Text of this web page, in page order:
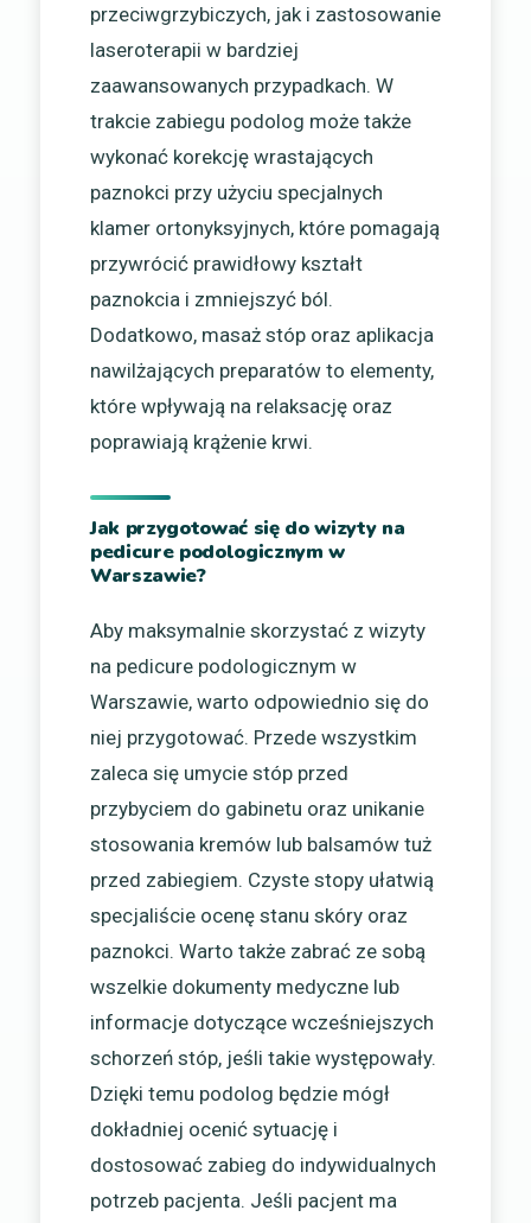
przeciwgrzybiczych, jak i zastosowanie
laseroterapii w bardziej
zaawansowanych przypadkach. W
trakcie zabiegu podolog może także
wykonać korekcję wrastających
paznokci przy użyciu specjalnych
klamer ortonyksyjnych, które pomagają
przywrócić prawidłowy kształt
paznokcia i zmniejszyć ból.
Dodatkowo, masaż stóp oraz aplikacja
nawilżających preparatów to elementy,
które wpływają na relaksację oraz
poprawiają krążenie krwi.
Jak przygotować się do wizyty na
pedicure podologicznym w
Warszawie?
Aby maksymalnie skorzystać z wizyty
na pedicure podologicznym w
Warszawie, warto odpowiednio się do
niej przygotować. Przede wszystkim
zaleca się umycie stóp przed
przybyciem do gabinetu oraz unikanie
stosowania kremów lub balsamów tuż
przed zabiegiem. Czyste stopy ułatwią
specjaliście ocenę stanu skóry oraz
paznokci. Warto także zabrać ze sobą
wszelkie dokumenty medyczne lub
informacje dotyczące wcześniejszych
schorzeń stóp, jeśli takie występowały.
Dzięki temu podolog będzie mógł
dokładniej ocenić sytuację i
dostosować zabieg do indywidualnych
potrzeb pacjenta. Jeśli pacjent ma